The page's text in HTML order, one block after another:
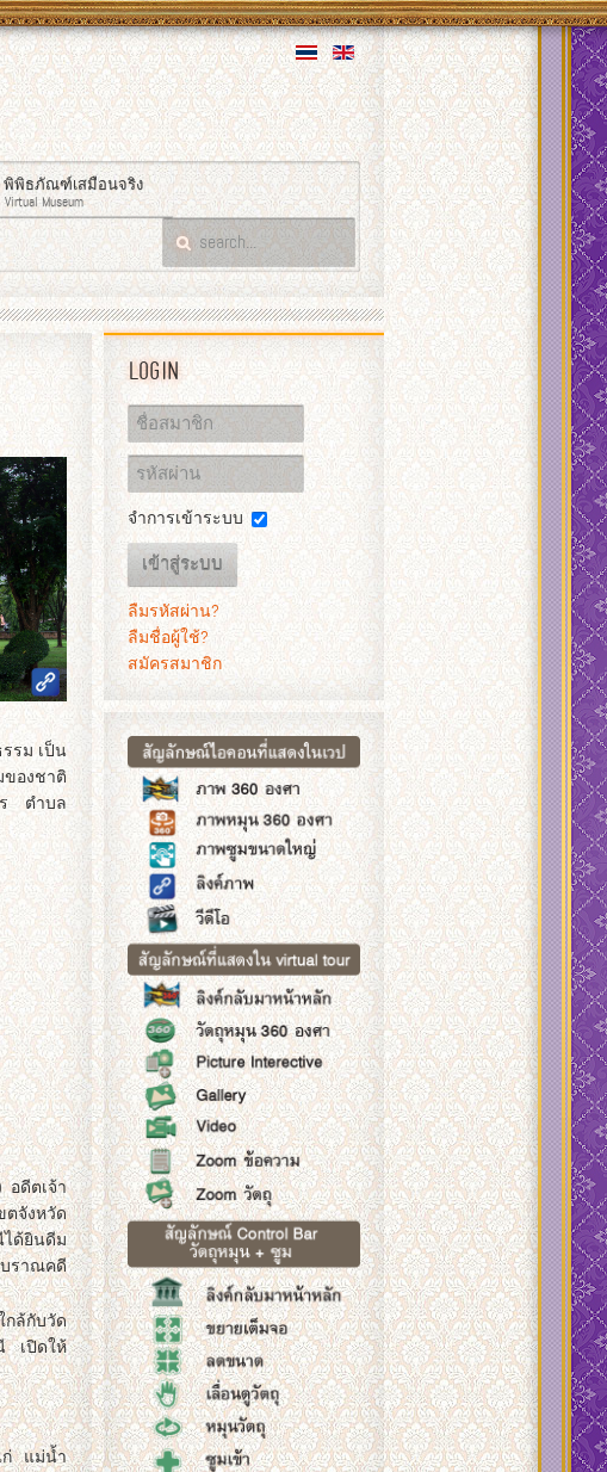
พิพิธภัณฑ์เสมือนจริง
Virtual Museum
รม เป็น
องชาติ
ร ตำบล
ดีตเจ้า
ตจังหวัด
ได้ยินดีม
ราณคดี
กล้กับวัด
เปิดให้
ก่ แม่น้ำ
Login
จำการเข้าระบบ
เข้าสู่ระบบ
ลืมรหัสผ่าน?
ลืมชื่อผู้ใช้?
สมัครสมาชิก